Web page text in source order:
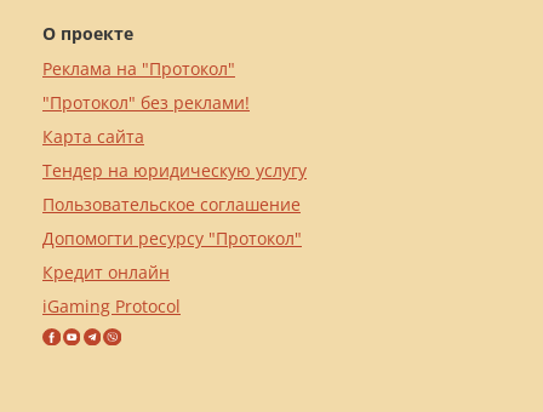
О проекте
Реклама на "Протокол"
"Протокол" без реклами!
Карта сайта
Тендер на юридическую услугу
Пользовательское соглашение
Допомогти ресурсу "Протокол"
Кредит онлайн
iGaming Protocol